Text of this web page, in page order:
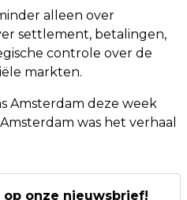
alleen over
settlement, betalingen,
controle over de
markten.
Amsterdam deze week
was het verhaal
op onze nieuwsbrief!